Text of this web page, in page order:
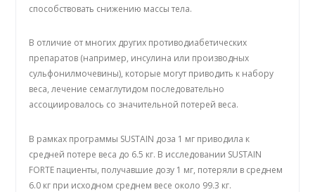
способствовать снижению массы тела.
В отличие от многих других противодиабетических
препаратов (например, инсулина или производных
сульфонилмочевины), которые могут приводить к набору
веса, лечение семаглутидом последовательно
ассоциировалось со значительной потерей веса.
В рамках программы SUSTAIN доза 1 мг приводила к
средней потере веса до 6.5 кг. В исследовании SUSTAIN
FORTE пациенты, получавшие дозу 1 мг, потеряли в среднем
6.0 кг при исходном среднем весе около 99.3 кг.